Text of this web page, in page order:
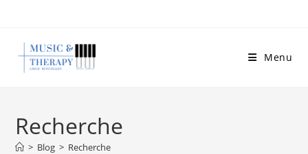
content
Menu
Recherche
> Blog > Recherche